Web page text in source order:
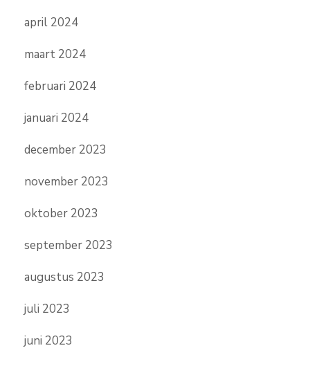
april 2024
maart 2024
februari 2024
januari 2024
december 2023
november 2023
oktober 2023
september 2023
augustus 2023
juli 2023
juni 2023